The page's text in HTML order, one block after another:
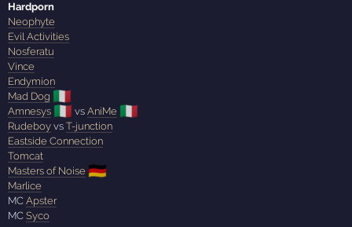
Hardporn
Neophyte
Evil Activities
Nosferatu
Vince
Endymion
Mad Dog 🇮🇹
Amnesys 🇮🇹 vsAniMe 🇮🇹
Rudeboy vsT-junction
Eastside Connection
Tomcat
Masters of Noise 🇩🇪
Marlice
MCApster
MCSyco